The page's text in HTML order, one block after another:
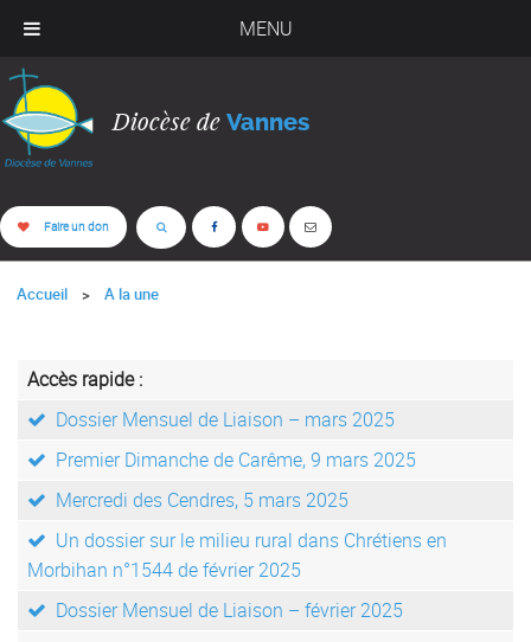
MENU
Diocèse de Vannes
Faire un don
Accueil A la une
Accès rapide :
Dossier Mensuel de Liaison – mars 2025
Premier Dimanche de Carême, 9 mars 2025
Mercredi des Cendres, 5 mars 2025
Un dossier sur le milieu rural dans Chrétiens en
Morbihan n°1544 de février 2025
Dossier Mensuel de Liaison – février 2025